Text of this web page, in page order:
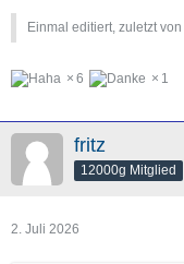
Einmal editiert, zuletzt von
6 1
fritz
12000g Mitglied
2. Juli 2026